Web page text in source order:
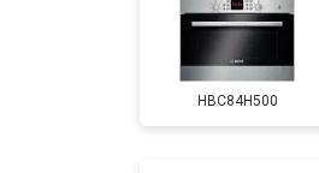
Замена
HBC84H500